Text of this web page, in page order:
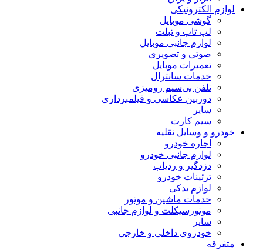
لوازم الکترونیکی
گوشی موبایل
لپ تاپ و تبلت
لوازم جانبی موبایل
صوتی و تصویری
تعمیرات موبایل
خدمات سانترال
تلفن بی‌سیم رومیزی
دوربین عکاسی و فیلمبرداری
سایر
سیم کارت
خودرو و وسایل نقلیه
اجاره خودرو
لوازم جانبی خودرو
دزدگیر و ردیاب
تزئینات خودرو
لوازم یدکی
خدمات ماشین و موتور
موتورسیکلت و لوازم جانبی
سایر
خودروی داخلی و خارجی
متفرقه